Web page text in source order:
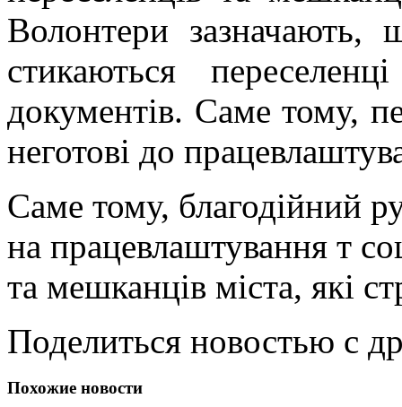
Волонтери
стикаються
документів. Саме тому,
неготові до
Саме тому, благодійний
на працевлаштування т
та мешканців міста, які
Поделиться новостью с
Похожие новости